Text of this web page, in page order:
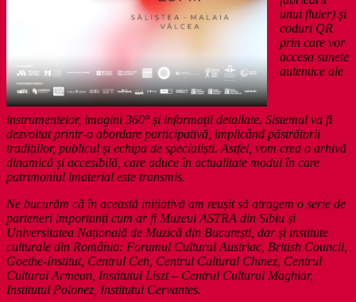
unui fluier) și
coduri QR
prin care vor
accesa sunete
autentice ale
instrumentelor, imagini 360° și informații detaliate. Sistemul va fi
dezvoltat printr-o abordare participativă, implicând păstrătorii
tradițiilor, publicul și echipa de specialiști. Astfel, vom crea o arhivă
dinamică și accesibilă, care aduce în actualitate modul în care
patrimoniul imaterial este transmis.
Ne bucurăm că în această inițiativă am reușit să atragem o serie de
parteneri importanți cum ar fi Muzeul ASTRA din Sibiu și
Universitatea Națională de Muzică din București, dar și institute
culturale din România: Forumul Cultural Austriac, British Council,
Goethe-Institut, Centrul Ceh, Centrul Cultural Chinez, Centrul
Cultural Armean, Institutul Liszt – Centrul Cultural Maghiar,
Institutul Polonez, Institutul Cervantes.